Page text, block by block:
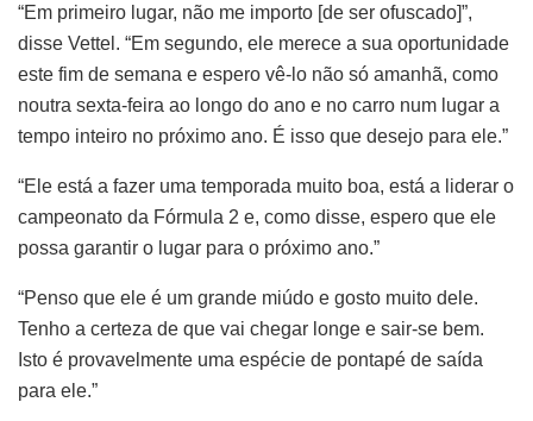
“Em primeiro lugar, não me importo [de ser ofuscado]”,
disse Vettel. “Em segundo, ele merece a sua oportunidade
este fim de semana e espero vê-lo não só amanhã, como
noutra sexta-feira ao longo do ano e no carro num lugar a
tempo inteiro no próximo ano. É isso que desejo para ele.”
“Ele está a fazer uma temporada muito boa, está a liderar o
campeonato da Fórmula 2 e, como disse, espero que ele
possa garantir o lugar para o próximo ano.”
“Penso que ele é um grande miúdo e gosto muito dele.
Tenho a certeza de que vai chegar longe e sair-se bem.
Isto é provavelmente uma espécie de pontapé de saída
para ele.”